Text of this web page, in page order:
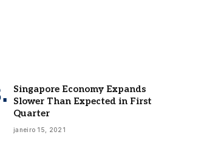
Singapore Economy Expands
Slower Than Expected in First
Quarter
janeiro 15, 2021